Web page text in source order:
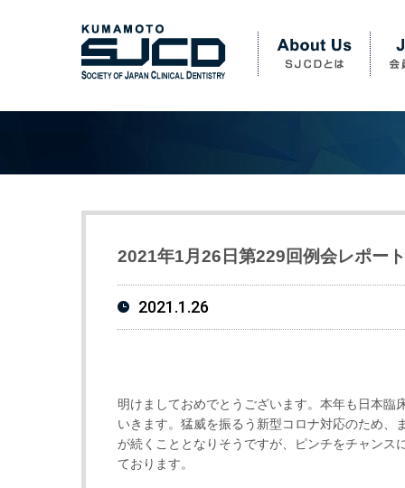
2021年1月26日第229回例会レポート
2021.1.26
明けましておめでとうございます。本年も日本
いきます。猛威を振るう新型コロナ対応のため
が続くこととなりそうですが、ピンチをチャン
ております。